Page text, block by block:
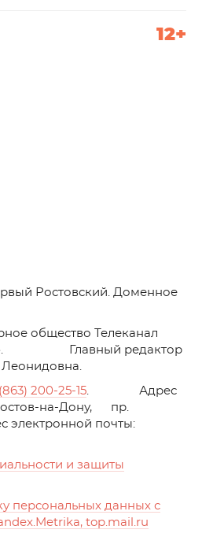
12+
Ростовский. Доменное
общество Телеканал
Главный редактор
200-25-15. Адрес
на-Дону, пр.
электронной почты:
и защиты
персональных данных с
top.mail.ru